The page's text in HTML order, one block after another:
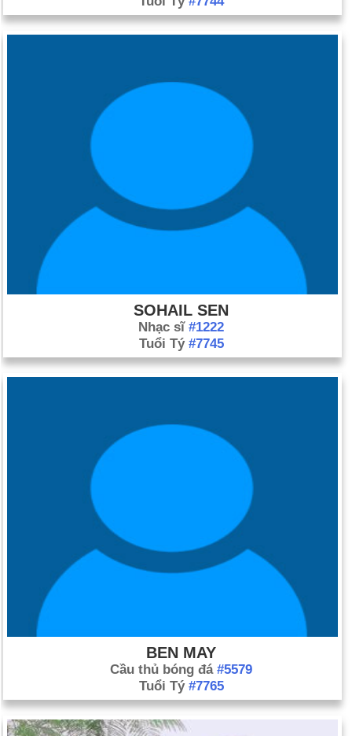
SOHAIL SEN
Nhạc sĩ #1222
Tuổi Tý #7745
BEN MAY
Cầu thủ bóng đá #5579
Tuổi Tý #7765